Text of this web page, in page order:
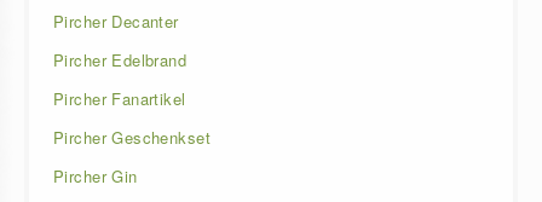
Pircher Decanter
Pircher Edelbrand
Pircher Fanartikel
Pircher Geschenkset
Pircher Gin